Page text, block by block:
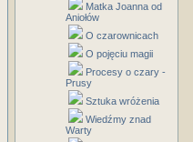
Matka Joanna od
Aniołów
O czarownicach
O pojęciu magii
Procesy o czary -
Prusy
Sztuka wróżenia
Wiedźmy znad
Warty